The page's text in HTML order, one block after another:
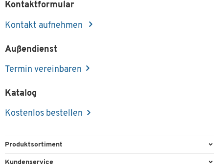
Kontaktformular
Kontakt aufnehmen
Außendienst
Termin vereinbaren
Katalog
Kostenlos bestellen
Produktsortiment
Büroausstattung
Kundenservice